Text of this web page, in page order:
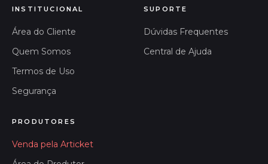
INSTITUCIONAL
Área do Cliente
Quem Somos
Termos de Uso
Segurança
SUPORTE
Dúvidas Frequentes
Central de Ajuda
PRODUTORES
Venda pela Articket